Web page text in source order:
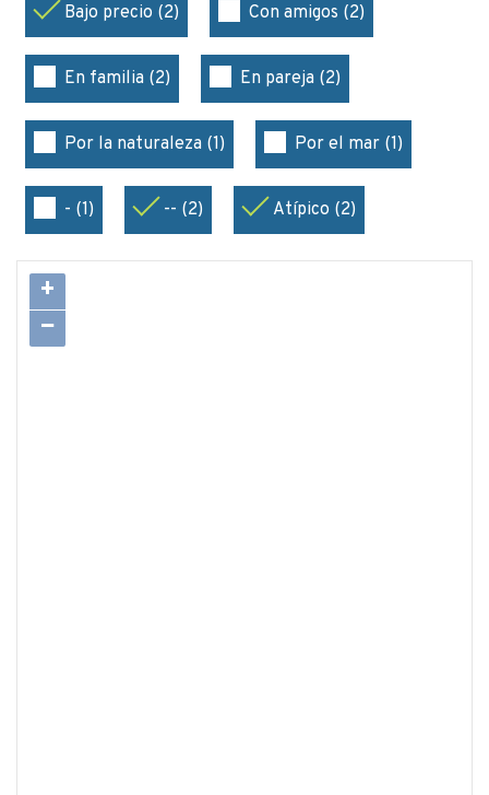
Bajo precio (2) Con amigos (2)
En familia (2) En pareja (2)
Por la naturaleza (1) Por el mar (1)
- (1) -- (2) Atípico (2)
+
−